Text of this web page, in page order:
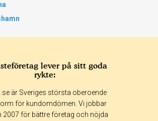
lever på sitt goda
rykte:
är Sveriges största oberoende
för kundomdömen. Vi jobbar
2007 för bättre företag och nöjda